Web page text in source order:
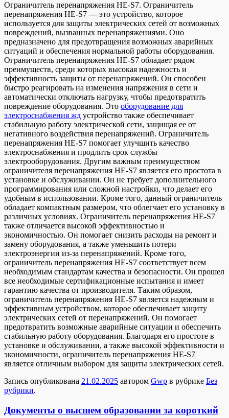
Oгрaничитeль пeрeнaпряжeния НЕ-S7. Ограничитель
перенапряжения НЕ-S7 — это устройство, которое
используется для защиты электрических сетей от возможных
повреждений, вызванных перенапряжениями. Оно
предназначено для предотвращения возможных аварийных
ситуаций и обеспечения нормальной работы оборудования.
Ограничитель перенапряжения НЕ-S7 обладает рядом
преимуществ, среди которых высокая надежность и
эффективность защиты от перенапряжений. Он способен
быстро реагировать на изменения напряжения в сети и
автоматически отключать нагрузку, чтобы предотвратить
повреждение оборудования. Это оборудование для
электроснабжения жд устройство также обеспечивает
стабильную работу электрической сети, защищая ее от
негативного воздействия перенапряжений. Ограничитель
перенапряжения НЕ-S7 помогает улучшить качество
электроснабжения и продлить срок службы
электрооборудования. Другим важным преимуществом
ограничителя перенапряжения НЕ-S7 является его простота в
установке и обслуживании. Он не требует дополнительного
программирования или сложной настройки, что делает его
удобным в использовании. Кроме того, данный ограничитель
обладает компактным размером, что облегчает его установку в
различных условиях. Ограничитель перенапряжения НЕ-S7
также отличается высокой эффективностью и
экономичностью. Он помогает снизить расходы на ремонт и
замену оборудования, а также уменьшить потери
электроэнергии из-за перенапряжений. Кроме того,
ограничитель перенапряжения НЕ-S7 соответствует всем
необходимым стандартам качества и безопасности. Он прошел
все необходимые сертификационные испытания и имеет
гарантию качества от производителя. Таким образом,
ограничитель перенапряжения НЕ-S7 является надежным и
эффективным устройством, которое обеспечивает защиту
электрических сетей от перенапряжений. Он помогает
предотвратить возможные аварийные ситуации и обеспечить
стабильную работу оборудования. Благодаря его простоте в
установке и обслуживании, а также высокой эффективности и
экономичности, ограничитель перенапряжения НЕ-S7
является отличным выбором для защиты электрических сетей.
Запись опубликована 21.02.2025 автором Gwp в рубрике Без
рубрики.
Документы о высшем образовании за короткий